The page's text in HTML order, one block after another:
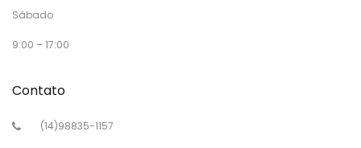
Sábado
9:00 – 17:00
Contato
(14)98835-1157